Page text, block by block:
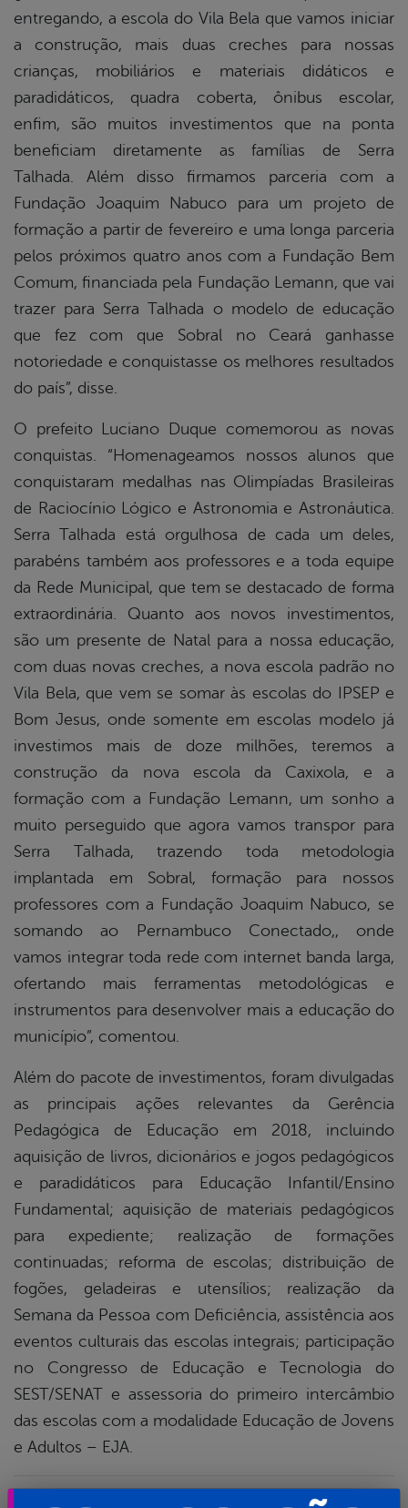
entregando, a escola do Vila Bela que vamos iniciar
a construção, mais duas creches para nossas
crianças, mobiliários e materiais didáticos e
paradidáticos, quadra coberta, ônibus escolar,
enfim, são muitos investimentos que na ponta
beneficiam diretamente as famílias de Serra
Talhada. Além disso firmamos parceria com a
Fundação Joaquim Nabuco para um projeto de
formação a partir de fevereiro e uma longa parceria
pelos próximos quatro anos com a Fundação Bem
Comum, financiada pela Fundação Lemann, que vai
trazer para Serra Talhada o modelo de educação
que fez com que Sobral no Ceará ganhasse
notoriedade e conquistasse os melhores resultados
do país”, disse.
O prefeito Luciano Duque comemorou as novas
conquistas. “Homenageamos nossos alunos que
conquistaram medalhas nas Olimpíadas Brasileiras
de Raciocínio Lógico e Astronomia e Astronáutica.
Serra Talhada está orgulhosa de cada um deles,
parabéns também aos professores e a toda equipe
da Rede Municipal, que tem se destacado de forma
extraordinária. Quanto aos novos investimentos,
são um presente de Natal para a nossa educação,
com duas novas creches, a nova escola padrão no
Vila Bela, que vem se somar às escolas do IPSEP e
Bom Jesus, onde somente em escolas modelo já
investimos mais de doze milhões, teremos a
construção da nova escola da Caxixola, e a
formação com a Fundação Lemann, um sonho a
muito perseguido que agora vamos transpor para
Serra Talhada, trazendo toda metodologia
implantada em Sobral, formação para nossos
professores com a Fundação Joaquim Nabuco, se
somando ao Pernambuco Conectado,, onde
vamos integrar toda rede com internet banda larga,
ofertando mais ferramentas metodológicas e
instrumentos para desenvolver mais a educação do
município”, comentou.
Além do pacote de investimentos, foram divulgadas
as principais ações relevantes da Gerência
Pedagógica de Educação em 2018, incluindo
aquisição de livros, dicionários e jogos pedagógicos
e paradidáticos para Educação Infantil/Ensino
Fundamental; aquisição de materiais pedagógicos
para expediente; realização de formações
continuadas; reforma de escolas; distribuição de
fogões, geladeiras e utensílios; realização da
Semana da Pessoa com Deficiência, assistência aos
eventos culturais das escolas integrais; participação
no Congresso de Educação e Tecnologia do
SEST/SENAT e assessoria do primeiro intercâmbio
das escolas com a modalidade Educação de Jovens
e Adultos – EJA.